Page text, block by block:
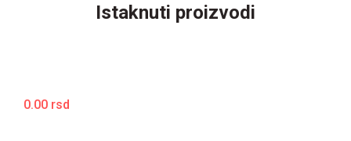
Istaknuti proizvodi
0.00 rsd